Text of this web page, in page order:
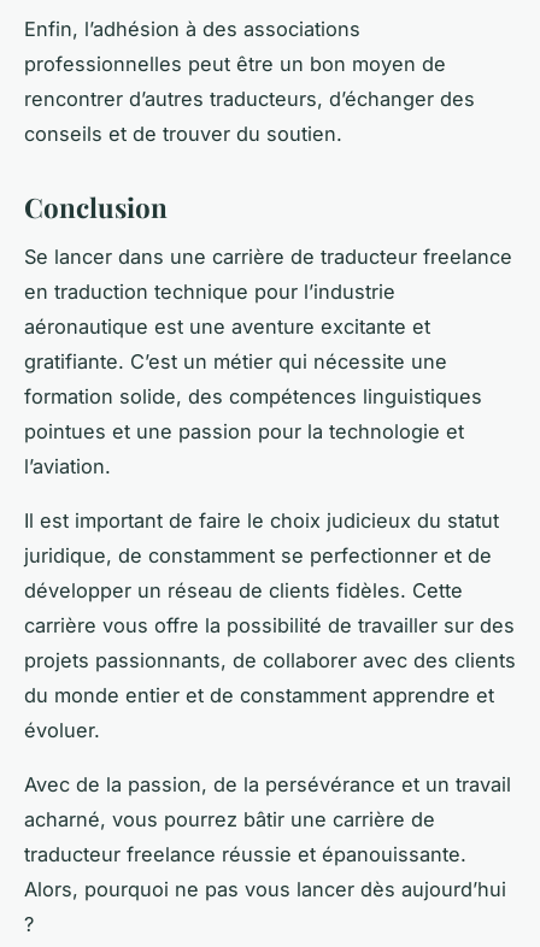
Enfin, l’adhésion à des associations
professionnelles peut être un bon moyen de
rencontrer d’autres traducteurs, d’échanger des
conseils et de trouver du soutien.
Conclusion
Se lancer dans une carrière de traducteur freelance
en traduction technique pour l’industrie
aéronautique est une aventure excitante et
gratifiante. C’est un métier qui nécessite une
formation solide, des compétences linguistiques
pointues et une passion pour la technologie et
l’aviation.
Il est important de faire le choix judicieux du statut
juridique, de constamment se perfectionner et de
développer un réseau de clients fidèles. Cette
carrière vous offre la possibilité de travailler sur des
projets passionnants, de collaborer avec des clients
du monde entier et de constamment apprendre et
évoluer.
Avec de la passion, de la persévérance et un travail
acharné, vous pourrez bâtir une carrière de
traducteur freelance réussie et épanouissante.
Alors, pourquoi ne pas vous lancer dès aujourd’hui
?